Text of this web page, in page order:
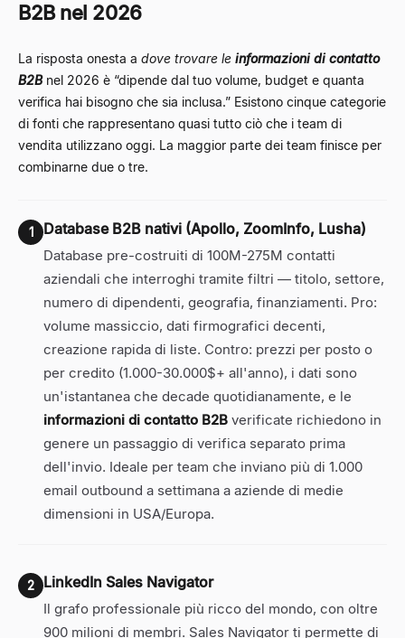
B2B nel 2026
La risposta onesta a dove trovare le informazioni di contatto
B2Bnel 2026 è “dipende dal tuo volume, budget e quanta
verifica hai bisogno che sia inclusa.” Esistono cinque categorie
di fonti che rappresentano quasi tutto ciò che i team di
vendita utilizzano oggi. La maggior parte dei team finisce per
combinarne due o tre.
1 Database B2B nativi (Apollo, ZoomInfo, Lusha)
Database pre-costruiti di 100M-275M contatti
aziendali che interroghi tramite filtri — titolo, settore,
numero di dipendenti, geografia, finanziamenti. Pro:
volume massiccio, dati firmografici decenti,
creazione rapida di liste. Contro: prezzi per posto o
per credito (1.000-30.000$+ all'anno), i dati sono
un'istantanea che decade quotidianamente, e le
informazioni di contatto B2B verificate richiedono in
genere un passaggio di verifica separato prima
dell'invio. Ideale per team che inviano più di 1.000
email outbound a settimana a aziende di medie
dimensioni in USA/Europa.
2 LinkedIn Sales Navigator
Il grafo professionale più ricco del mondo, con oltre
900 milioni di membri. Sales Navigator ti permette di